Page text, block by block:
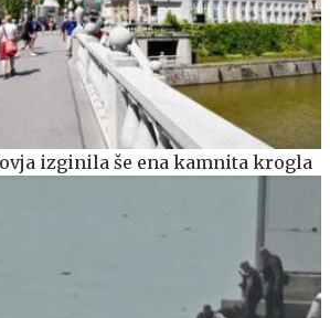
izginila še ena kamnita krogla